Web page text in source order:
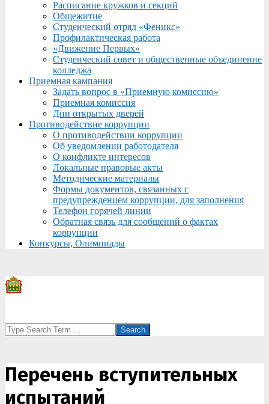
Расписание кружков и секций
Общежитие
Студенческий отряд «Феникс»
Профилактическая работа
«Движение Первых»
Студенческий совет и общественные объединение
колледжа
Приемная кампания
Задать вопрос в «Приемную комиссию»
Приемная комиссия
Дни открытых дверей
Противодействие коррупции
О противодействии коррупции
Об уведомлении работодателя
О конфликте интересов
Локальные правовые акты
Методические материалы
Формы документов, связанных с
предупреждением коррупции, для заполнения
Телефон горячей линии
Обратная связь для сообщений о фактах
коррупции
Конкурсы, Олимпиады
Search
Перечень вступительных
испытаний